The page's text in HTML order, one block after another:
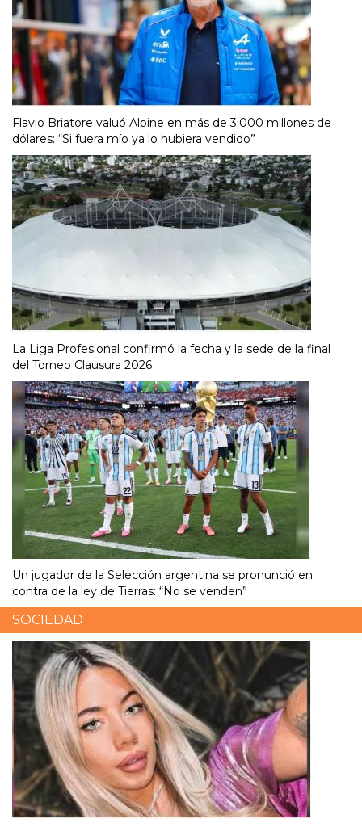
Flavio Briatore valuó Alpine en más de 3.000 millones de
dólares: “Si fuera mío ya lo hubiera vendido”
La Liga Profesional confirmó la fecha y la sede de la final
del Torneo Clausura 2026
Un jugador de la Selección argentina se pronunció en
contra de la ley de Tierras: “No se venden”
SOCIEDAD